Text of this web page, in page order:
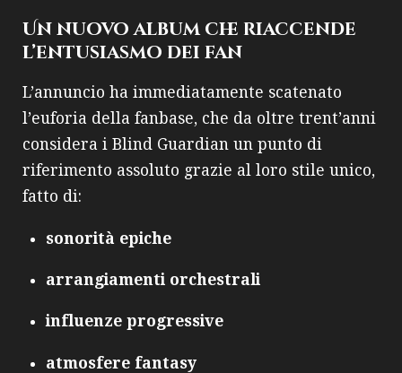
Un nuovo album che riaccende
l’entusiasmo dei fan
L’annuncio ha immediatamente scatenato
l’euforia della fanbase, che da oltre trent’anni
considera i Blind Guardian un punto di
riferimento assoluto grazie al loro stile unico,
fatto di:
sonorità epiche
arrangiamenti orchestrali
influenze progressive
atmosfere fantasy